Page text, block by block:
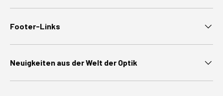
Footer-Links
Neuigkeiten aus der Welt der Optik